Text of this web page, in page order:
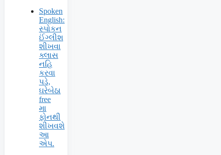
Spoken
English:
સ્પોકન
ઈંગ્લીશ
શીખવા
ક્લાસ
નહિ
કરવા
પડે,
ઘરેબેઠા
free
મા
ફોનથી
શીખવશે
આ
એપ.